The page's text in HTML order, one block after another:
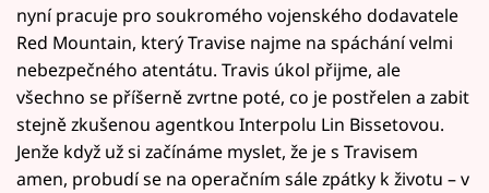
nyní pracuje pro soukromého vojenského dodavatele
Red Mountain, který Travise najme na spáchání velmi
nebezpečného atentátu. Travis úkol přijme, ale
všechno se příšerně zvrtne poté, co je postřelen a zabit
stejně zkušenou agentkou Interpolu Lin Bissetovou.
Jenže když už si začínáme myslet, že je s Travisem
amen, probudí se na operačním sále zpátky k životu – v